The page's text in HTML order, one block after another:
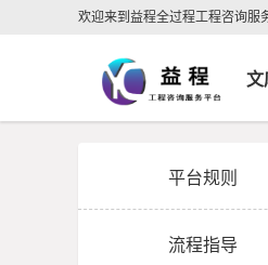
欢迎来到益程全过程工程咨询服
交易中心 资料
平台规则
流程指导